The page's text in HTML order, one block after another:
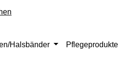
springen
Halsbänder Pflegeprodukte